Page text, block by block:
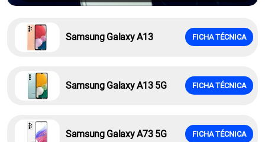
Samsung Galaxy A13 FICHA TÉCNICA
Samsung Galaxy A13 5G FICHA TÉCNICA
Samsung Galaxy A73 5G FICHA TÉCNICA